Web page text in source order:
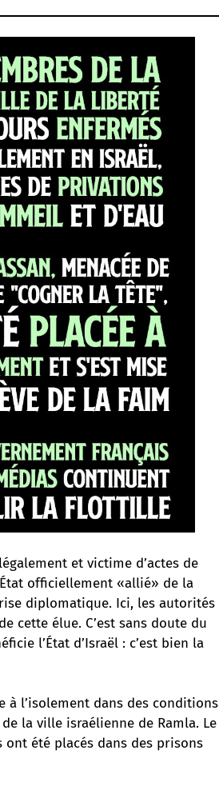
et victime d’actes de
officiellement «allié» de la
diplomatique. Ici, les autorités
cette élue. C’est sans doute du
l’État d’Israël : c’est bien la
à l’isolement dans des conditions
la ville israélienne de Ramla. Le
été placés dans des prisons